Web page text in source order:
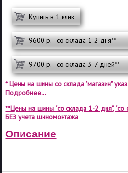
Купить в 1 клик
9600 р. - со склада 1-2 дня**
9700 р. - со склада 3-7 дней**
* Цены на шины со склада "магазин"
Подробнее...
**Цены на шины "со склада 1-2 дня", "со
БЕЗ учета шиномонтажа
Описание